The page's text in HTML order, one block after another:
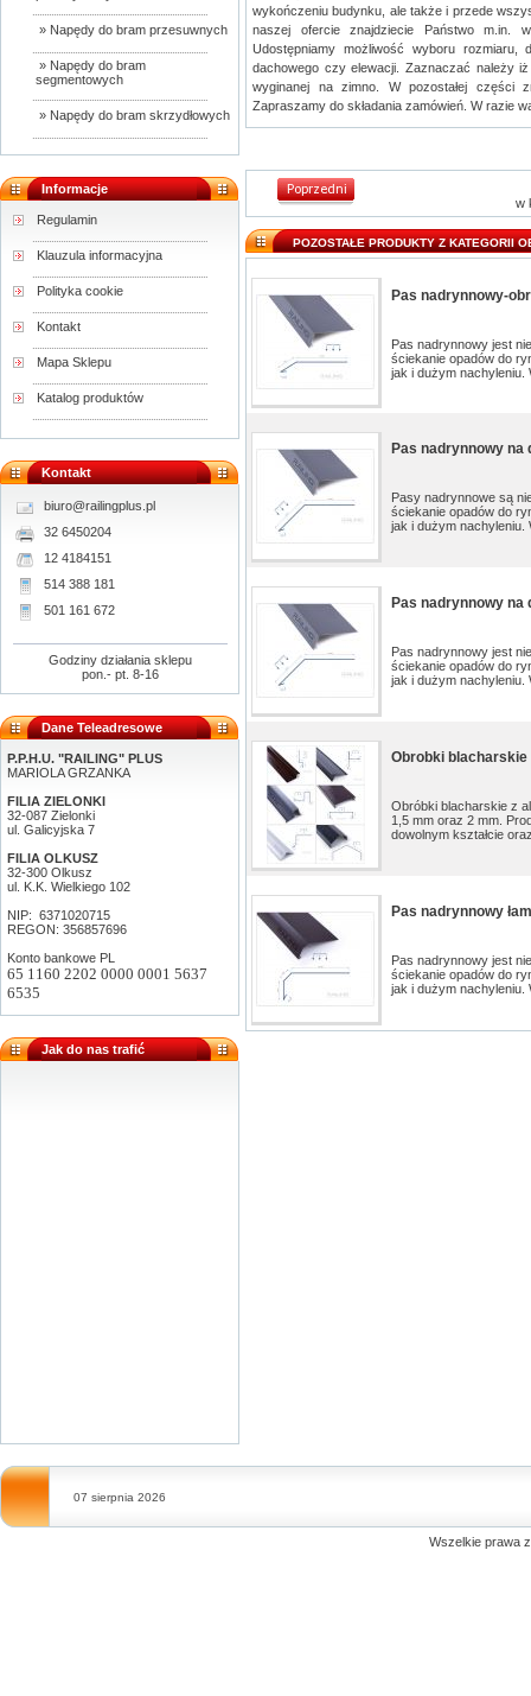
» Napędy do bram przesuwnych
» Napędy do bram
segmentowych
» Napędy do bram skrzydłowych
Informacje
Regulamin
Klauzula informacyjna
Polityka cookie
Kontakt
Mapa Sklepu
Katalog produktów
Kontakt
biuro@railingplus.pl
32 6450204
12 4184151
514 388 181
501 161 672
Godziny działania sklepu
pon.- pt. 8-16
Dane Teleadresowe
P.P.H.U. "RAILING" PLUS
MARIOLA GRZANKA
FILIA ZIELONKI
32-087 Zielonki
ul. Galicyjska 7
FILIA OLKUSZ
32-300 Olkusz
ul. K.K. Wielkiego 102
NIP: 6371020715
REGON: 356857696
Konto bankowe PL
65 1160 2202 0000 0001 5637
6535
Jak do nas trafić
wykończeniu budynku, ale także i przede
naszej ofercie znajdziecie Państwo m.in.
Udostępniamy możliwość wyboru rozmiaru,
dachowego czy elewacji. Zaznaczać należy
wyginanej na zimno. W pozostałej części
Zapraszamy do składania zamówień. W razie
w
POZOSTAŁE PRODUKTY Z KATEGORII
Pas nadrynnowy-
Pas nadrynnowy jest
ściekanie opadów do
jak i dużym nachyleniu.
Pas nadrynnowy na
Pasy nadrynnowe są
ściekanie opadów do
jak i dużym
Pas nadrynnowy na
Pas nadrynnowy jest
ściekanie opadów do
jak i dużym nachyleniu.
Obrobki blacharskie
Obróbki blacharskie z
1,5 mm oraz 2 mm.
dowolnym kształcie
Pas nadrynnowy
Pas nadrynnowy jest
ściekanie opadów do
jak i dużym nachyleniu.
07 sierpnia 2026
Wszelkie prawa